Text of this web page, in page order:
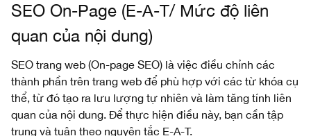
SEO On-Page (E-A-T/ Mức độ liên
quan của nội dung)
SEO trang web (On-page SEO) là việc điều chỉnh các
thành phần trên trang web để phù hợp với các từ khóa cụ
thể, từ đó tạo ra lưu lượng tự nhiên và làm tăng tính liên
quan của nội dung. Để thực hiện điều này, bạn cần tập
trung và tuân theo nguyên tắc E-A-T.